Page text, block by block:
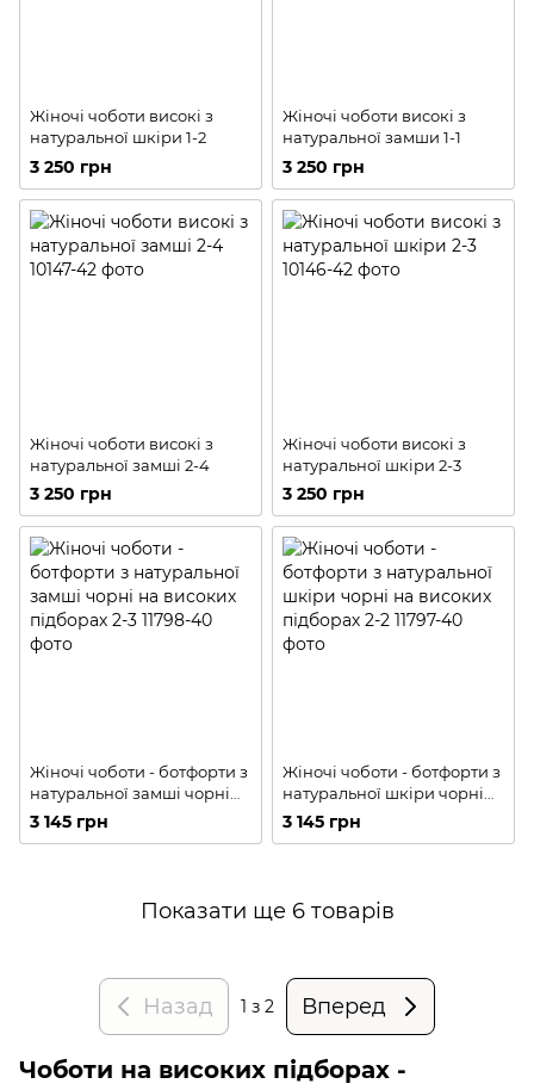
Жіночі чоботи високі з
натуральної шкіри 1-2
3 250 грн
Жіночі чоботи високі з
натуральної замши 1-1
3 250 грн
Жіночі чоботи високі з
натуральної замші 2-4
3 250 грн
Жіночі чоботи високі з
натуральної шкіри 2-3
3 250 грн
Жіночі чоботи - ботфорти з
натуральної замші чорні
на високих підборах 2-3
3 145 грн
Жіночі чоботи - ботфорти з
натуральної шкіри чорні
на високих підборах 2-2
3 145 грн
Показати ще 6 товарів
Назад 1 з 2 Вперед
Чоботи на високих підборах -